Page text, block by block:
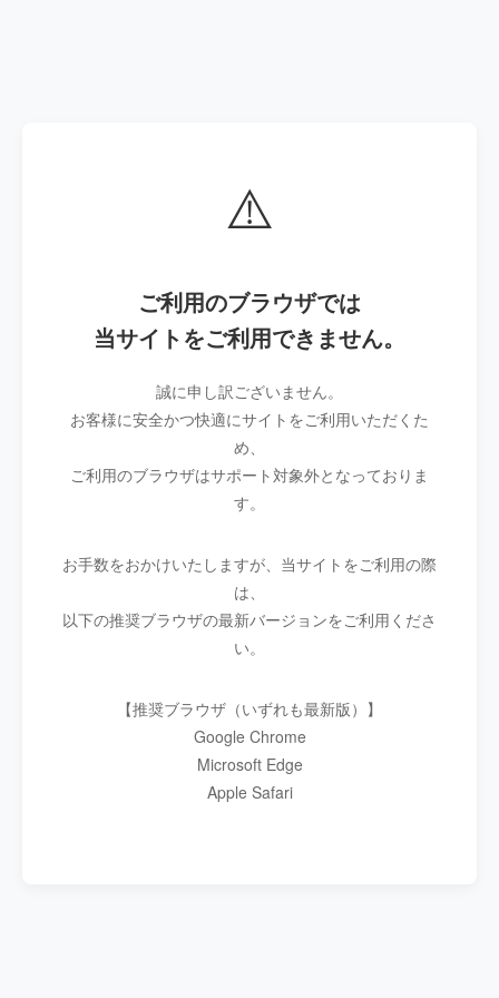
⚠️
ご利用のブラウザでは
当サイトをご利用できません。
誠に申し訳ございません。
お客様に安全かつ快適にサイトをご利用いただくた
め、
ご利用のブラウザはサポート対象外となっておりま
す。
お手数をおかけいたしますが、当サイトをご利用の際
は、
以下の推奨ブラウザの最新バージョンをご利用くださ
い。
【推奨ブラウザ（いずれも最新版）】
Google Chrome
Microsoft Edge
Apple Safari